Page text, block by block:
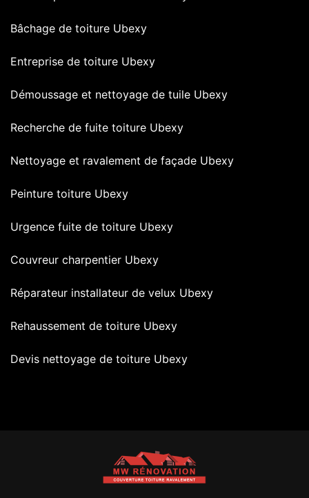
Bâchage de toiture Ubexy
Entreprise de toiture Ubexy
Démoussage et nettoyage de tuile Ubexy
Recherche de fuite toiture Ubexy
Nettoyage et ravalement de façade Ubexy
Peinture toiture Ubexy
Urgence fuite de toiture Ubexy
Couvreur charpentier Ubexy
Réparateur installateur de velux Ubexy
Rehaussement de toiture Ubexy
Devis nettoyage de toiture Ubexy